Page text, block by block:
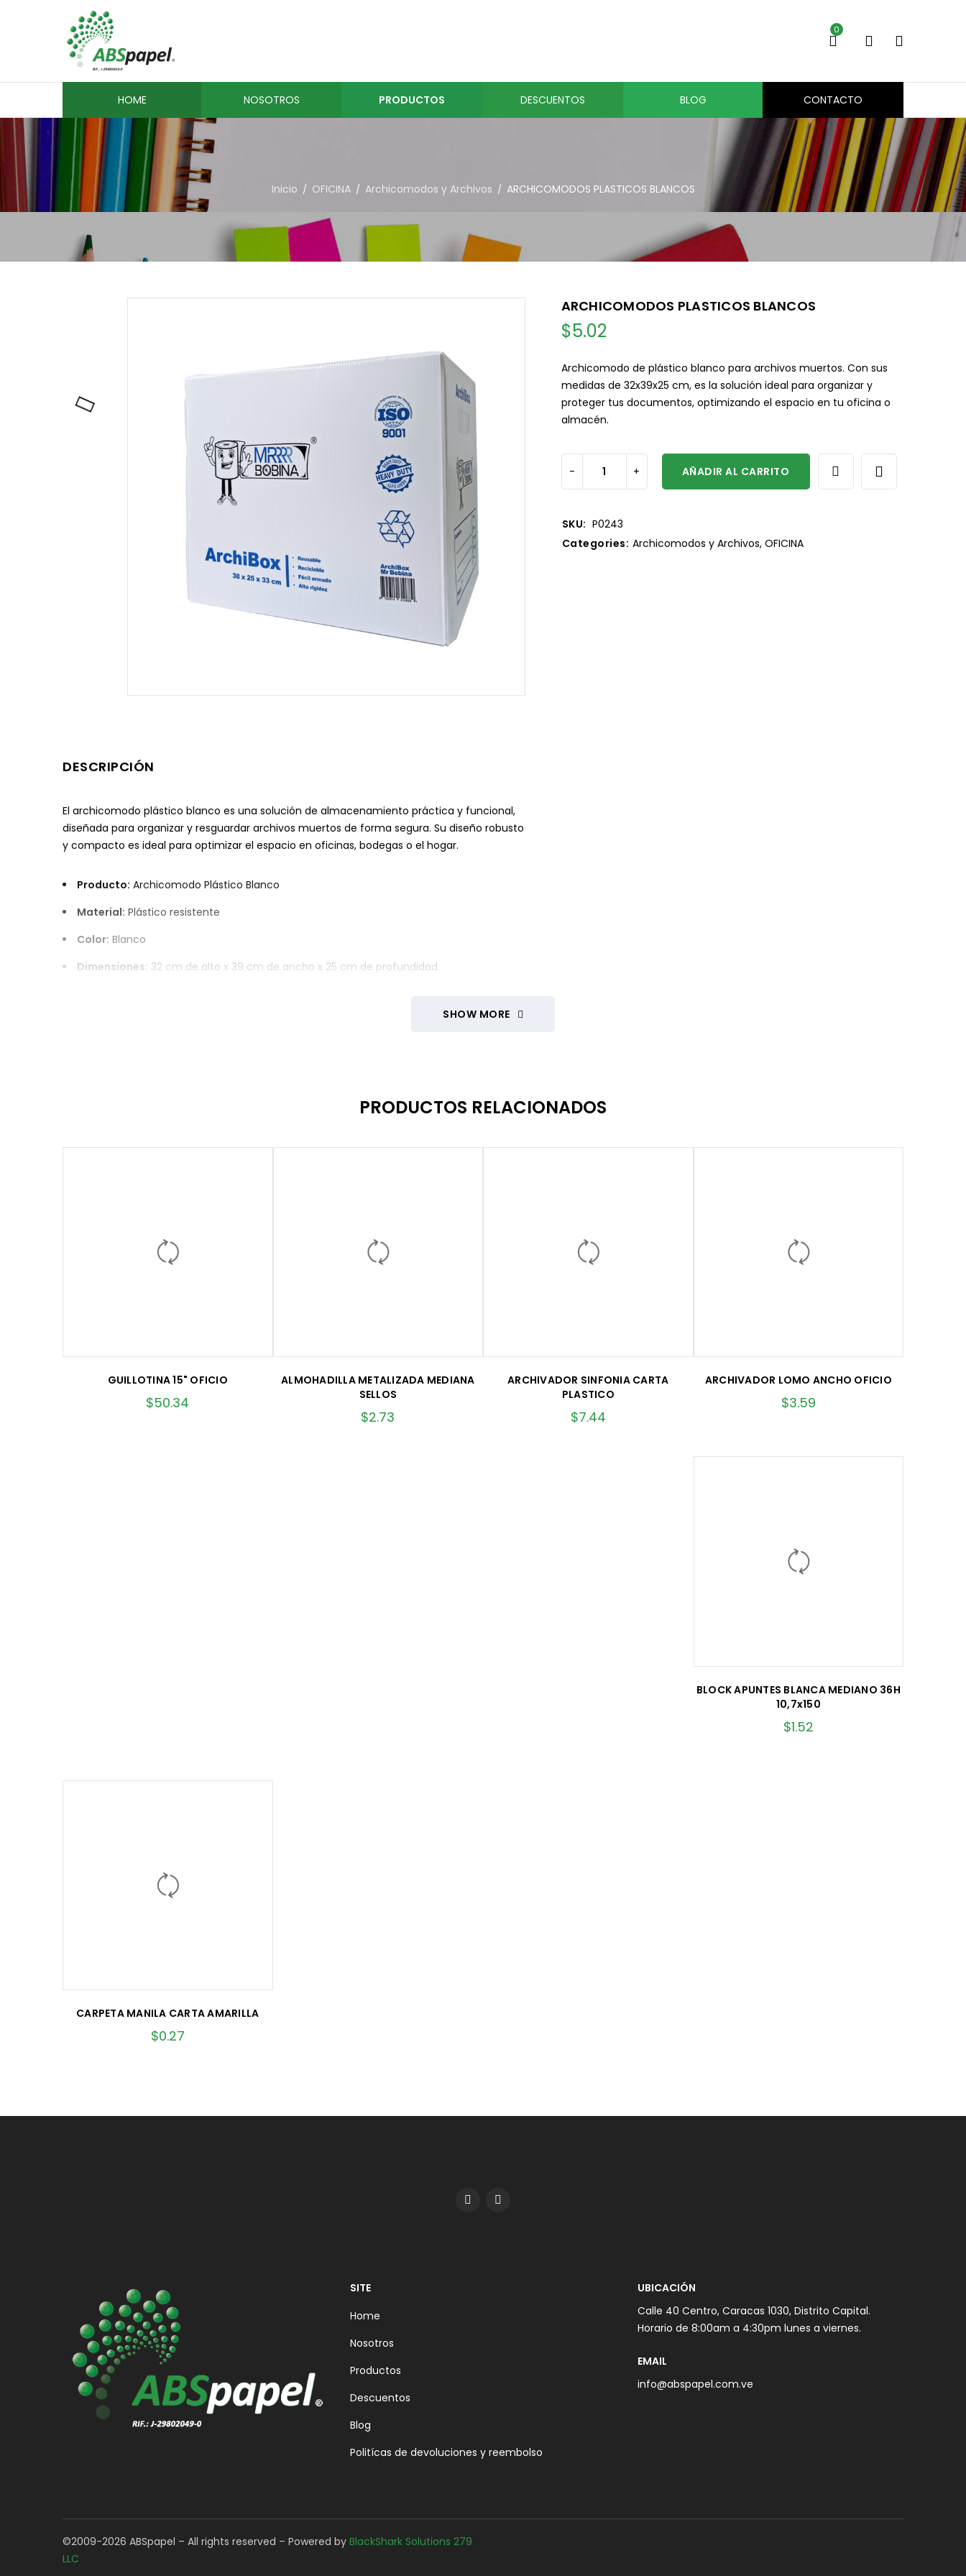
0
HOME NOSOTROS PRODUCTOS DESCUENTOS BLOG CONTACTO
Inicio / OFICINA / Archicomodos y Archivos / ARCHICOMODOS PLASTICOS BLANCOS
ARCHICOMODOS PLASTICOS BLANCOS
$5.02
Archicomodo de plástico blanco para archivos muertos. Con sus
medidas de 32x39x25 cm, es la solución ideal para organizar y
proteger tus documentos, optimizando el espacio en tu oficina o
almacén.
AÑADIR AL CARRITO
SKU: P0243
Categories: Archicomodos y Archivos, OFICINA
DESCRIPCIÓN
El archicomodo plástico blanco es una solución de almacenamiento práctica y funcional,
diseñada para organizar y resguardar archivos muertos de forma segura. Su diseño robusto
y compacto es ideal para optimizar el espacio en oficinas, bodegas o el hogar.
Producto: Archicomodo Plástico Blanco
Material: Plástico resistente
Color: Blanco
Dimensiones: 32 cm de alto x 39 cm de ancho x 25 cm de profundidad
Diseño compacto, resistente y fácil de transportar.
SHOW MORE
PRODUCTOS RELACIONADOS
GUILLOTINA 15" OFICIO
$50.34
ALMOHADILLA METALIZADA MEDIANA
SELLOS
$2.73
ARCHIVADOR SINFONIA CARTA
PLASTICO
$7.44
ARCHIVADOR LOMO ANCHO OFICIO
$3.59
BLOCK APUNTES BLANCA MEDIANO 36H
10,7x150
$1.52
CARPETA MANILA CARTA AMARILLA
$0.27
SITE
Home
Nosotros
Productos
Descuentos
Blog
Politícas de devoluciones y reembolso
UBICACIÓN
Calle 40 Centro, Caracas 1030, Distrito Capital.
Horario de 8:00am a 4:30pm lunes a viernes.
EMAIL
info@abspapel.com.ve
©2009-2026 ABSpapel – All rights reserved – Powered by BlackShark Solutions 279
LLC